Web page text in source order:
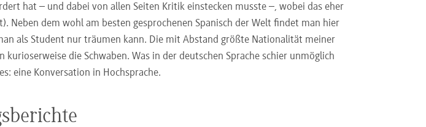
hat – und dabei von allen Seiten Kritik einstecken musste –, wobei das eher
Neben dem wohl am besten gesprochenen Spanisch der Welt findet man hier
als Student nur träumen kann. Die mit Abstand größte Nationalität meiner
die Schwaben. Was in der deutschen Sprache schier unmöglich
eine Konversation in Hochsprache.